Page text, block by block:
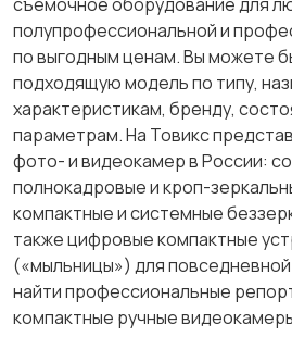
полупрофессиональной и
по выгодным ценам. Вы можете
подходящую модель по типу,
характеристикам, бренду,
параметрам. На Товикс
фото- и видеокамер в России:
полнокадровые и кроп-
компактные и системные
также цифровые компактные
(«мыльницы») для
найти профессиональные
компактные ручные